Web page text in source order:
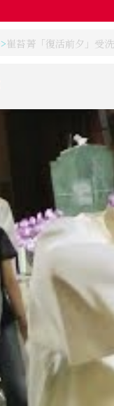
崔苔菁「復活前夕」受洗